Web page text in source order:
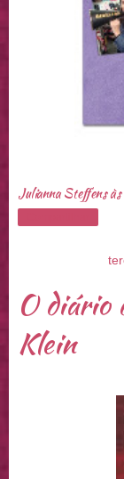
Julianna Steffensàs
O diário
Klein